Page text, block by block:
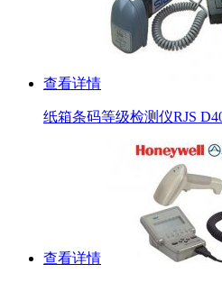
查看详情
纸箱条码等级检测仪RJS
查看详情